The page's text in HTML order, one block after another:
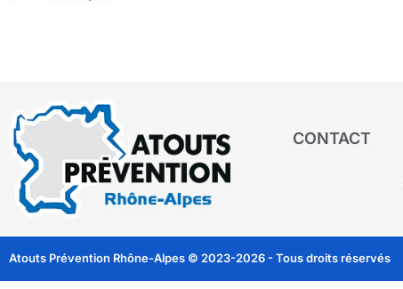
CONTACT
Atouts Prévention Rhône-Alpes © 2023-2026 - Tous droits réservés